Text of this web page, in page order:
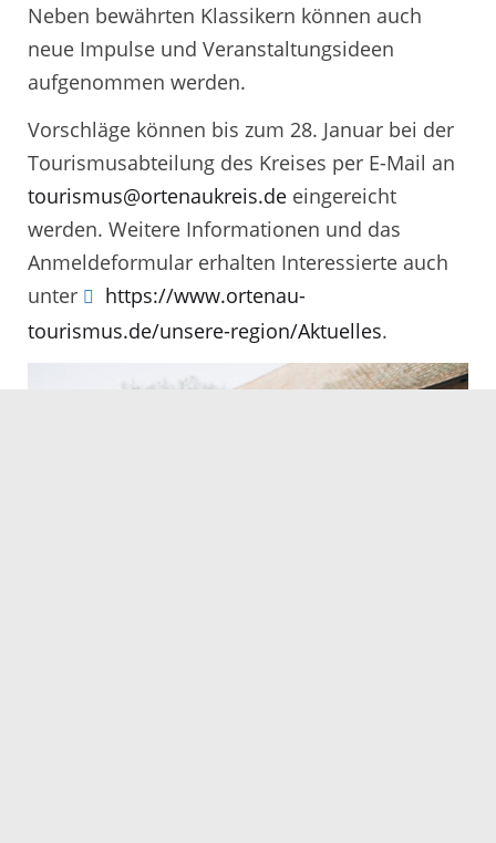
Neben bewährten Klassikern können auch
neue Impulse und Veranstaltungsideen
aufgenommen werden.
Vorschläge können bis zum 28. Januar bei der
Tourismusabteilung des Kreises per E-Mail an
tourismus@ortenaukreis.de eingereicht
werden. Weitere Informationen und das
Anmeldeformular erhalten Interessierte auch
unter
https://www.ortenau-
tourismus.de/unsere-region/Aktuelles.